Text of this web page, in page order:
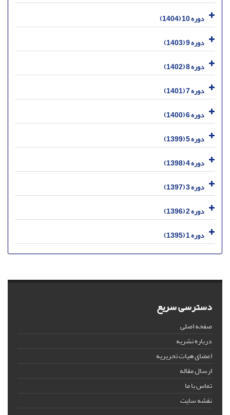
دوره 10 (1404)
دوره 9 (1403)
دوره 8 (1402)
دوره 7 (1401)
دوره 6 (1400)
دوره 5 (1399)
دوره 4 (1398)
دوره 3 (1397)
دوره 2 (1396)
دوره 1 (1395)
دسترسی سریع
صفحه اصلی
درباره نشریه
اعضای هیات تحریریه
ارسال مقاله
تماس با ما
نقشه سایت